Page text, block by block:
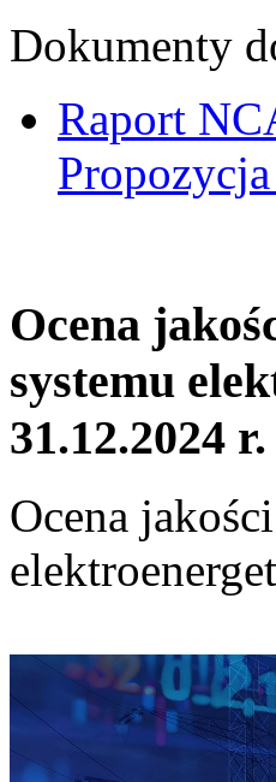
Dokumenty
Raport
Ocena
systemu
31.12.2024 r.
Ocena